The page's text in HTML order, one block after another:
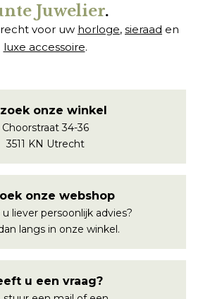
Juwelier.
voor uw horloge, sieraad en
luxe accessoire.
onze winkel
Choorstraat 34-36
3511 KN Utrecht
onze webshop
liever persoonlijk advies?
langs in onze winkel.
u een vraag?